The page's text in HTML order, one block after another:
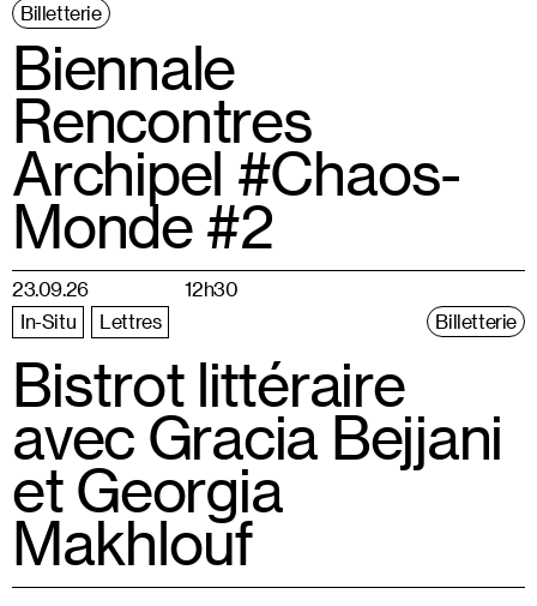
Billetterie
Biennale
Rencontres
Archipel #Chaos-
Monde #2
23.09.26
12h30
In-Situ
Lettres Billetterie
Bistrot littéraire
avec Gracia Bejjani
et Georgia
Makhlouf